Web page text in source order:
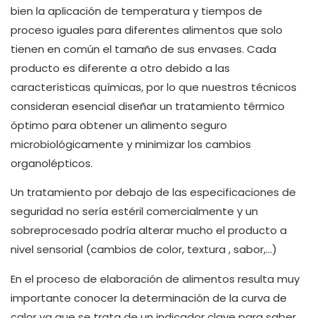
bien la aplicación de temperatura y tiempos de
proceso iguales para diferentes alimentos que solo
tienen en común el tamaño de sus envases. Cada
producto es diferente a otro debido a las
características químicas, por lo que nuestros técnicos
consideran esencial diseñar un tratamiento térmico
óptimo para obtener un alimento seguro
microbiológicamente y minimizar los cambios
organolépticos.
Un tratamiento por debajo de las especificaciones de
seguridad no sería estéril comercialmente y un
sobreprocesado podría alterar mucho el producto a
nivel sensorial (cambios de color, textura , sabor,…)
En el proceso de elaboración de alimentos resulta muy
importante conocer la determinación de la curva de